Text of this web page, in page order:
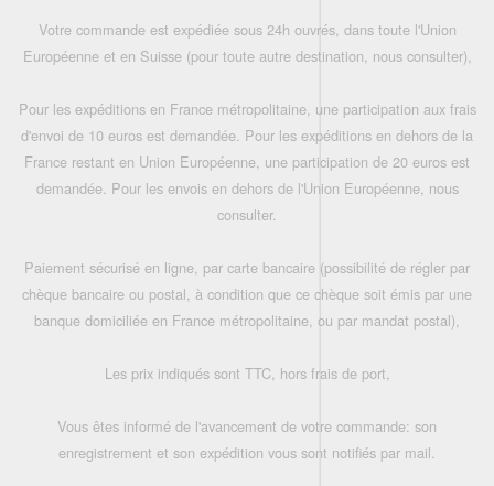
Votre commande est expédiée sous 24h ouvrés, dans toute l'Union
Européenne et en Suisse (pour toute autre destination, nous consulter),
Pour les expéditions en France métropolitaine, une participation aux frais
d'envoi de 10 euros est demandée. Pour les expéditions en dehors de la
France restant en Union Européenne, une participation de 20 euros est
demandée. Pour les envois en dehors de l'Union Européenne, nous
consulter.
Paiement sécurisé en ligne, par carte bancaire (possibilité de régler par
chèque bancaire ou postal, à condition que ce chèque soit émis par une
banque domiciliée en France métropolitaine, ou par mandat postal),
Les prix indiqués sont TTC, hors frais de port,
Vous êtes informé de l'avancement de votre commande: son
enregistrement et son expédition vous sont notifiés par mail.